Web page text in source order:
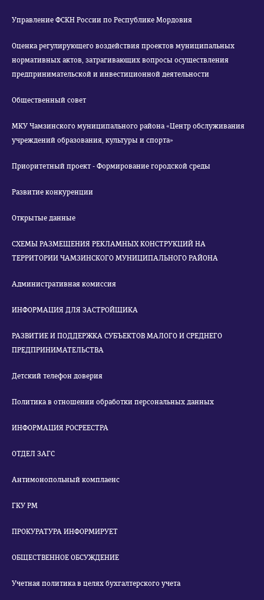
Управление ФСКН России по Республике Мордовия
Оценка регулирующего воздействия проектов муниципальных
нормативных актов, затрагивающих вопросы осуществления
предпринимательской и инвестиционной деятельности
Общественный совет
МКУ Чамзинского муниципального района «Центр обслуживания
учреждений образования, культуры и спорта»
Приоритетный проект - Формирование городской среды
Развитие конкуренции
Открытые данные
СХЕМЫ РАЗМЕЩЕНИЯ РЕКЛАМНЫХ КОНСТРУКЦИЙ НА
ТЕРРИТОРИИ ЧАМЗИНСКОГО МУНИЦИПАЛЬНОГО РАЙОНА
Административная комиссия
ИНФОРМАЦИЯ ДЛЯ ЗАСТРОЙЩИКА
РАЗВИТИЕ И ПОДДЕРЖКА СУБЪЕКТОВ МАЛОГО И СРЕДНЕГО
ПРЕДПРИНИМАТЕЛЬСТВА
Детский телефон доверия
Политика в отношении обработки персональных данных
ИНФОРМАЦИЯ РОСРЕЕСТРА
ОТДЕЛ ЗАГС
Антимонопольный комплаенс
ГКУ РМ
ПРОКУРАТУРА ИНФОРМИРУЕТ
ОБЩЕСТВЕННОЕ ОБСУЖДЕНИЕ
Учетная политика в целях бухгалтерского учета